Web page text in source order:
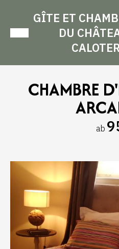
GÎTE ET
DU
CHAMBRE
ab